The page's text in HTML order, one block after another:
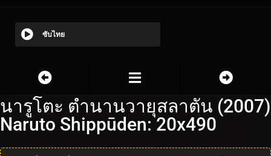
ซับไทย
นารูโตะ ตำนานวายุสลาตัน (2007)
Naruto Shippūden: 20x490